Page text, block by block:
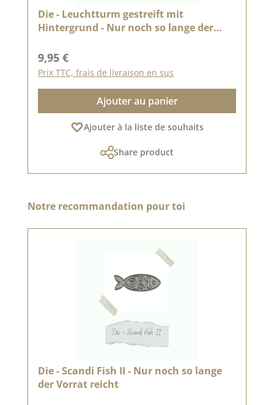
Die - Leuchtturm gestreift mit
Hintergrund - Nur noch so lange der
Prix régulier :
9,95 €
Prix TTC, frais de livraison en sus
Ajouter au panier
Ajouter à la liste de souhaits
Share product
Ignorer la galerie de produits
Notre recommandation pour toi
Die - Scandi Fish II - Nur noch so lange
der Vorrat reicht